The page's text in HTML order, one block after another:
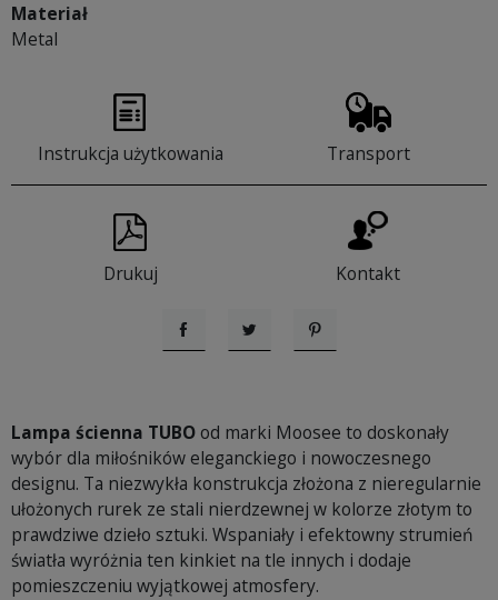
Materiał
Metal
Instrukcja użytkowania Transport
Drukuj Kontakt
UdostępnijTweetujPinterest
Lampa ścienna TUBOod marki Moosee to doskonały
wybór dla miłośników eleganckiego i nowoczesnego
designu. Ta niezwykła konstrukcja złożona z nieregularnie
ułożonych rurek ze stali nierdzewnej w kolorze złotym to
prawdziwe dzieło sztuki. Wspaniały i efektowny strumień
światła wyróżnia ten kinkiet na tle innych i dodaje
pomieszczeniu wyjątkowej atmosfery.